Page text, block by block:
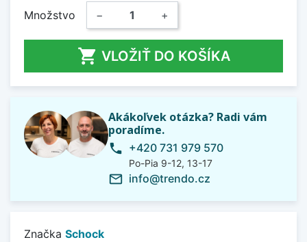
Množstvo − +
 VLOŽIŤ DO KOŠÍKA
Akákoľvek otázka? Radi vám
poradíme.
phone +420 731 979 570
Po-Pia 9-12, 13-17
mail_outline info@trendo.cz
Značka Schock